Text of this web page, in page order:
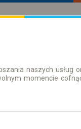
naszych usług
momencie